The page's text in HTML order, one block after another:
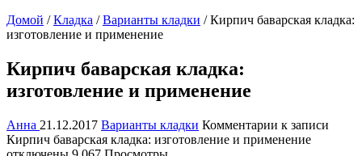
Домой / Кладка / Варианты кладки / Кирпич баварская кладка:
изготовление и применение
Кирпич баварская кладка:
изготовление и применение
Анна 21.12.2017 Варианты кладки Комментарии к записи
Кирпич баварская кладка: изготовление и применение